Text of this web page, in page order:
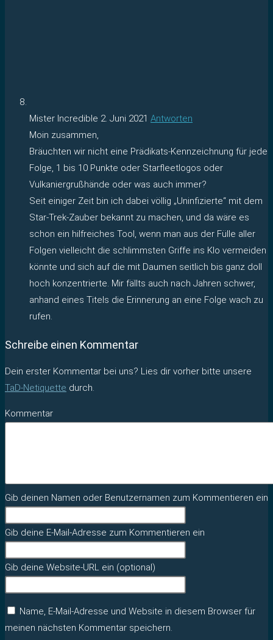
Mister Incredible 2. Juni 2021 Antworten
Moin zusammen,
Bräuchten wir nicht eine Prädikats-Kennzeichnung für jede
Folge, 1 bis 10 Punkte oder Starfleetlogos oder
Vulkaniergrußhände oder was auch immer?
Seit einiger Zeit bin ich dabei völlig „Uninfizierte“ mit dem
Star-Trek-Zauber bekannt zu machen, und da wäre es
schon ein hilfreiches Tool, wenn man aus der Fülle aller
Folgen vielleicht die schlimmsten Griffe ins Klo vermeiden
könnte und sich auf die mit Daumen seitlich bis ganz doll
hoch konzentrierte. Mir fällts auch nach Jahren schwer,
anhand eines Titels die Erinnerung an eine Folge wach zu
rufen.
Schreibe einen Kommentar
Dein erster Kommentar bei uns? Lies dir vorher bitte unsere
TaD-Netiquette durch.
Kommentar
Gib deinen Namen oder Benutzernamen zum Kommentieren ein
Gib deine E-Mail-Adresse zum Kommentieren ein
Gib deine Website-URL ein (optional)
Name, E-Mail-Adresse und Website in diesem Browser für
meinen nächsten Kommentar speichern.